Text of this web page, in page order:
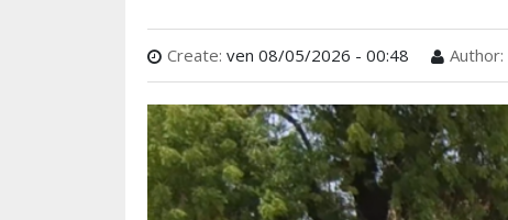
Create: ven 08/05/2026 - 00:48 Author: